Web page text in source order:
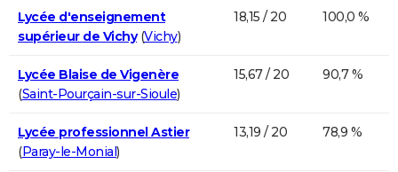
Lycée d'enseignement
supérieur de Vichy(Vichy)
18,15 / 20 100,0 %
Lycée Blaise de Vigenère
(Saint-Pourçain-sur-Sioule)
15,67 / 20 90,7 %
Lycée professionnel Astier
(Paray-le-Monial)
13,19 / 20 78,9 %